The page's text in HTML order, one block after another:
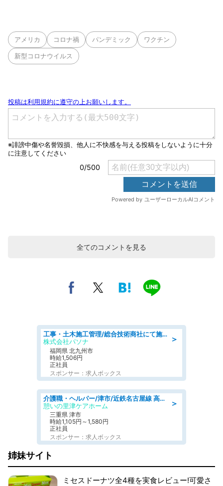
アメリカ コロナ禍 パンデミック ワクチン
新型コロナウイルス
全てのコメントを見る
＞
工事・土木施工管理/総合技術商社にて施工管理のお仕事/即日勤務可/車通勤可/工事・土木施工管理/生産・品質管理
株式会社パソナ
福岡県 北九州市
時給1,506円
正社員
スポンサー：求人ボックス
＞
介護職・ヘルパー/津市/近鉄名古屋線 高田本山/三重県/デイサービス
憩いの里津ケアホーム
三重県 津市
時給1,105円～1,580円
正社員
スポンサー：求人ボックス
姉妹サイト
ミセスドーナツ全4種を実食レビュー!可愛さ